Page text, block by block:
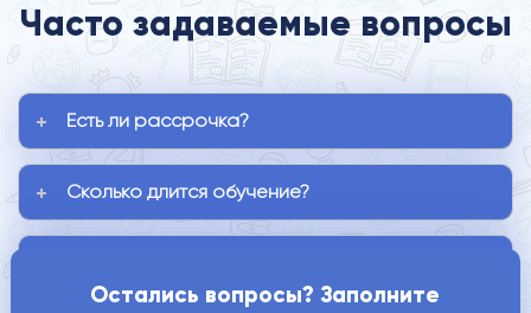
Часто задаваемые вопросы
Есть ли рассрочка?
Сколько длится обучение?
Остались вопросы? Заполните